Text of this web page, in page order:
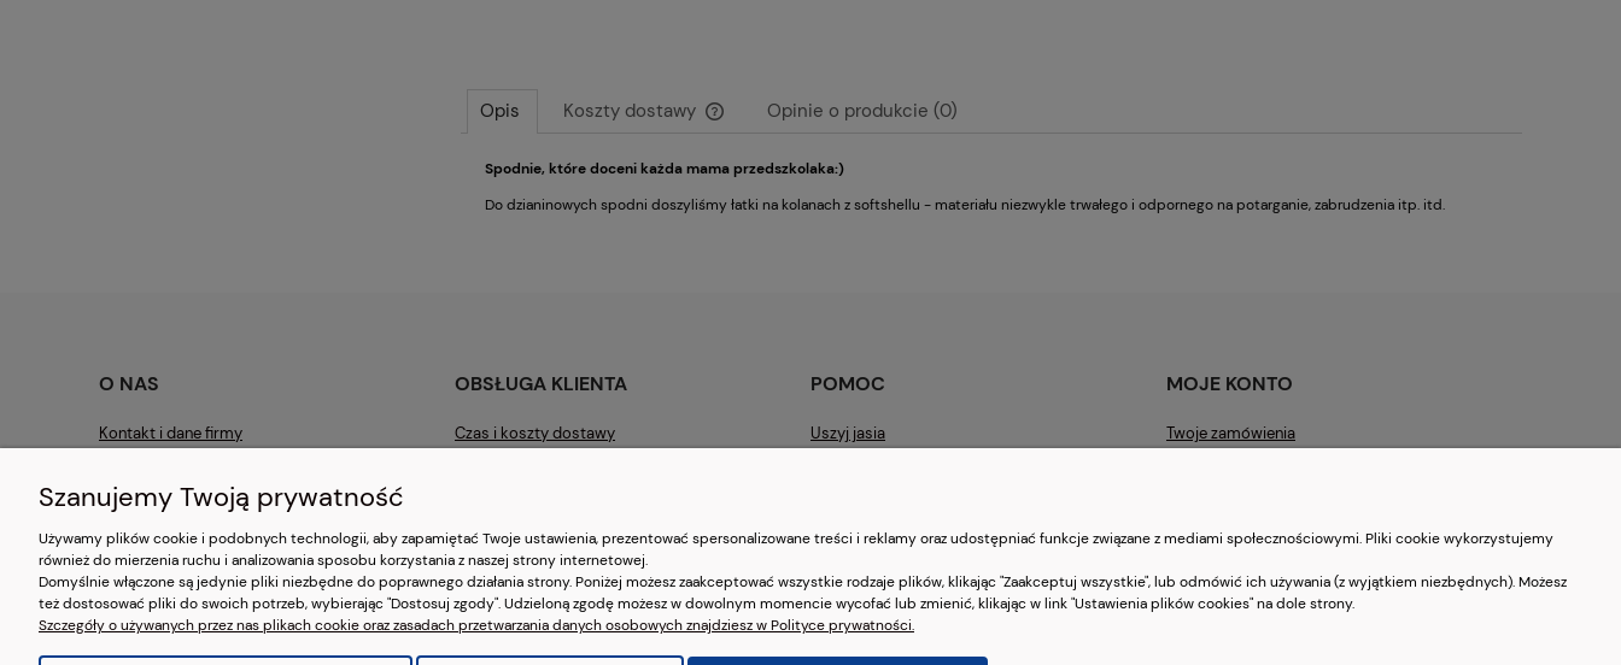
Opis Koszty dostawy
Cena nie zawiera ewentualnych kosztów
płatności
Opinie o produkcie (0)
Spodnie, które doceni każda mama przedszkolaka:)
Do dzianinowych spodni doszyliśmy łatki na kolanach z softshellu - materiału niezwykle trwałego i odpornego na potarganie, zabrudzenia itp. itd.
O NAS
Kontakt i dane firmy
Blog
OBSŁUGA KLIENTA
Czas i koszty dostawy
POMOC
Uszyj jasia
MOJE KONTO
Twoje zamówienia
Sklep internetowy Shoper.pl
Szanujemy Twoją prywatność
Używamy plików cookie i podobnych technologii, aby zapamiętać Twoje ustawienia, prezentować spersonalizowane treści i reklamy oraz udostępniać funkcje związane z mediami społecznościowymi. Pliki cookie wykorzystujemy
również do mierzenia ruchu i analizowania sposobu korzystania z naszej strony internetowej.
Domyślnie włączone są jedynie pliki niezbędne do poprawnego działania strony. Poniżej możesz zaakceptować wszystkie rodzaje plików, klikając "Zaakceptuj wszystkie", lub odmówić ich używania (z wyjątkiem niezbędnych). Możesz
też dostosować pliki do swoich potrzeb, wybierając "Dostosuj zgody". Udzieloną zgodę możesz w dowolnym momencie wycofać lub zmienić, klikając w link "Ustawienia plików cookies" na dole strony.
Szczegóły o używanych przez nas plikach cookie oraz zasadach przetwarzania danych osobowych znajdziesz w Polityce prywatności.